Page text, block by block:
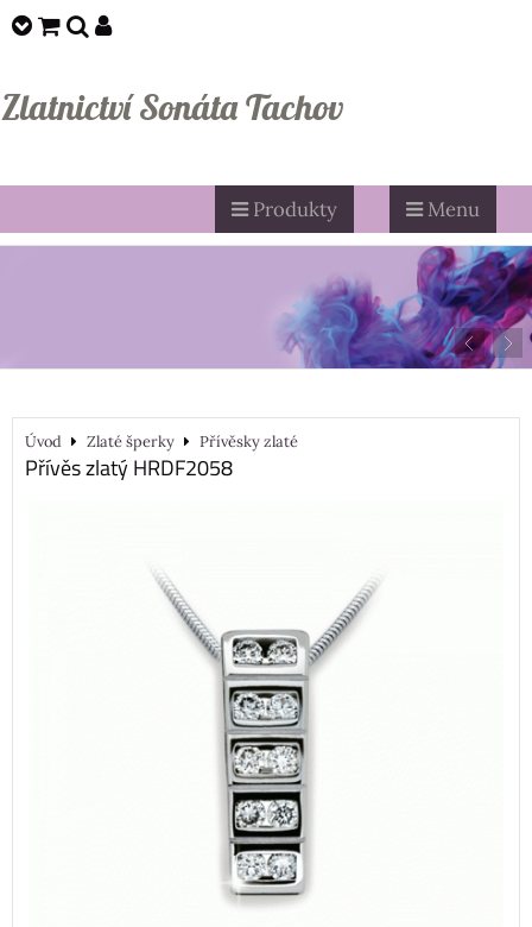
Zlatnictví Sonáta Tachov
Produkty Menu
Úvod Zlaté šperky Přívěsky zlaté
Přívěs zlatý HRDF2058